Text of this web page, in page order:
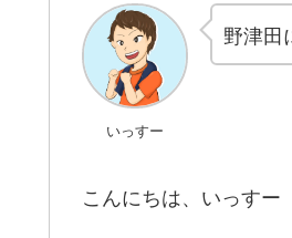
いっすー
野津田
こんにちは、いっすー